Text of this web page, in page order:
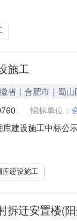
在安徽省招标集团
施工
省｜合肥市｜蜀山
招标单位：
库建设施工中标公
日确定了预中标
壹角
库建设施工
拆迁安置楼(